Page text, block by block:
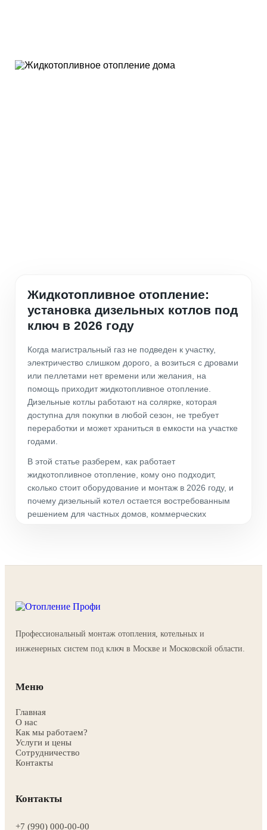
Жидкотопливное отопление:
установка дизельных котлов под
ключ в 2026 году
Когда магистральный газ не подведен к участку,
электричество слишком дорого, а возиться с дровами
или пеллетами нет времени или желания, на
помощь приходит жидкотопливное отопление.
Дизельные котлы работают на солярке, которая
доступна для покупки в любой сезон, не требует
переработки и может храниться в емкости на участке
годами.
В этой статье разберем, как работает
жидкотопливное отопление, кому оно подходит,
сколько стоит оборудование и монтаж в 2026 году, и
почему дизельный котел остается востребованным
решением для частных домов, коммерческих
как оно работает
используется жидкое топливо. Чаще всего это
отработанное масло.
горелки в нем установлена жидкотопливная горелка
распыляется в камере сгорания, смешивается с
воздухом от вентилятора и воспламеняется. Факел
греет теплообменник, а тот передает тепло воде или
Главная особенность жидкотопливного отопления —
Профессиональный монтаж отопления, котельных и
инженерных систем под ключ в Москве и Московской области.
Меню
Главная
О нас
Как мы работаем?
Услуги и цены
Сотрудничество
Контакты
Контакты
+7 (990) 000-00-00